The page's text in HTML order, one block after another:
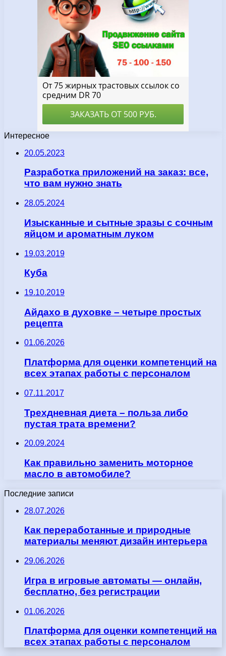
Интересное
20.05.2023
Разработка приложений на заказ: все,
что вам нужно знать
28.05.2024
Изысканные и сытные зразы с сочным
яйцом и ароматным луком
19.03.2019
Куба
19.10.2019
Айдахо в духовке – четыре простых
рецепта
01.06.2026
Платформа для оценки компетенций на
всех этапах работы с персоналом
07.11.2017
Трехдневная диета – польза либо
пустая трата времени?
20.09.2024
Как правильно заменить моторное
масло в автомобиле?
Последние записи
28.07.2026
Как переработанные и природные
материалы меняют дизайн интерьера
29.06.2026
Игра в игровые автоматы — онлайн,
бесплатно, без регистрации
01.06.2026
Платформа для оценки компетенций на
всех этапах работы с персоналом